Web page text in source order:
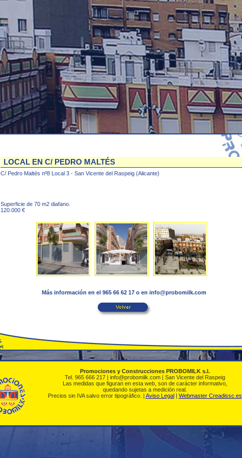
LOCAL EN C/ PEDRO MALTÉS
C/ Pedro Maltés nº8 Local 3 - San Vicente del Raspeig (Alicante)
Superficie de 70 m2 diafano.
120.000 €
Más información en el 965 66 62 17 o en info@probomilk.com
Promociones y Construcciones PROBOMILK s.l.
Tel. 965 666 217 | info@probomilk.com | San Vicente del Raspeig
Las medidas que figuran en esta web, son de carácter informativo,
quedando sujetas a medición real.
Precios sin IVA salvo error tipográfico. | Aviso Legal| Webmaster Creadissc.es